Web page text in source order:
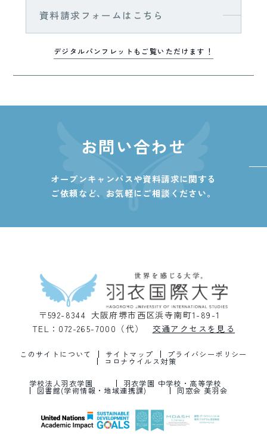
資料請求フォームはこちら
デジタルパンフレットもご覧いただけます！
お問い合わせ
オープンキャンパスや資料請求に関する
ご依頼など、 お気軽にご相談ください。
〒592-8344 大阪府堺市西区浜寺南町1-89-1
TEL：072-265-7000（代）
交通アクセスを見る
このサイトについて サイトマップ プライバシーポリシー
コロナウイルス対策
学校法人羽衣学園 羽衣学園 中学校・高等学校
図書館(学術情報・地域連携課) 同窓会 美羽会